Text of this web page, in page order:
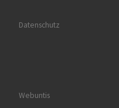
Datenschutz
Webuntis